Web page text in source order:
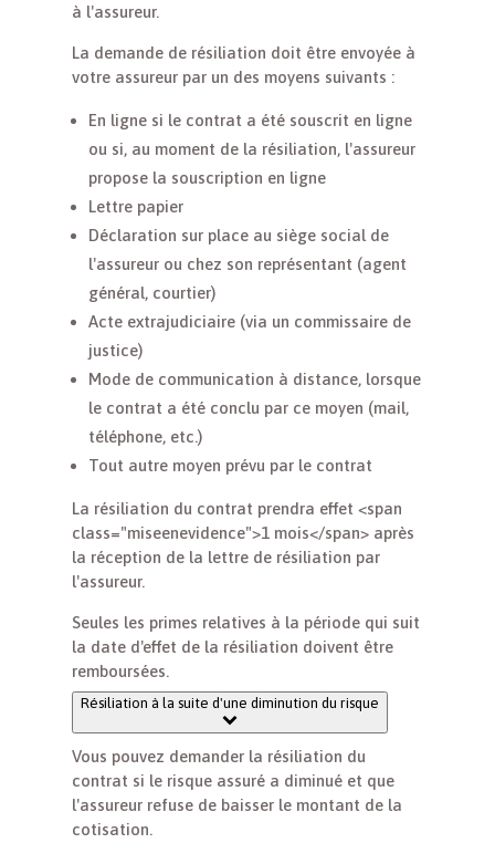
à l'assureur.
La demande de résiliation doit être envoyée à
votre assureur par un des moyens suivants :
En ligne si le contrat a été souscrit en ligne
ou si, au moment de la résiliation, l'assureur
propose la souscription en ligne
Lettre papier
Déclaration sur place au siège social de
l'assureur ou chez son représentant (agent
général, courtier)
Acte extrajudiciaire (via un commissaire de
justice)
Mode de communication à distance, lorsque
le contrat a été conclu par ce moyen (mail,
téléphone, etc.)
Tout autre moyen prévu par le contrat
La résiliation du contrat prendra effet <span
class="miseenevidence">1 mois</span> après
la réception de la lettre de résiliation par
l'assureur.
Seules les primes relatives à la période qui suit
la date d'effet de la résiliation doivent être
remboursées.
Résiliation à la suite d'une diminution du risque
Vous pouvez demander la résiliation du
contrat si le risque assuré a diminué et que
l'assureur refuse de baisser le montant de la
cotisation.